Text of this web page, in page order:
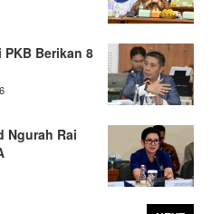
Berikan 8
Ngurah Rai